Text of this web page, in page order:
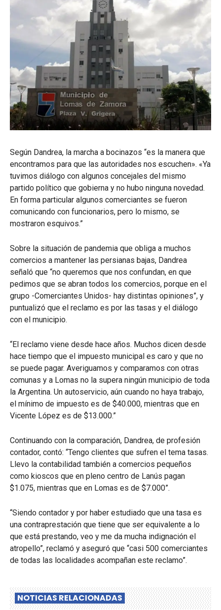
Según Dandrea, la marcha a bocinazos “es la manera que
encontramos para que las autoridades nos escuchen». «Ya
tuvimos diálogo con algunos concejales del mismo
partido político que gobierna y no hubo ninguna novedad.
En forma particular algunos comerciantes se fueron
comunicando con funcionarios, pero lo mismo, se
mostraron esquivos.”
Sobre la situación de pandemia que obliga a muchos
comercios a mantener las persianas bajas, Dandrea
señaló que “no queremos que nos confundan, en que
pedimos que se abran todos los comercios, porque en el
grupo -Comerciantes Unidos- hay distintas opiniones”, y
puntualizó que el reclamo es por las tasas y el diálogo
con el municipio.
“El reclamo viene desde hace años. Muchos dicen desde
hace tiempo que el impuesto municipal es caro y que no
se puede pagar. Averiguamos y comparamos con otras
comunas y a Lomas no la supera ningún municipio de toda
la Argentina. Un autoservicio, aún cuando no haya trabajo,
el mínimo de impuesto es de $40.000, mientras que en
Vicente López es de $13.000.”
Continuando con la comparación, Dandrea, de profesión
contador, contó: “Tengo clientes que sufren el tema tasas.
Llevo la contabilidad también a comercios pequeños
como kioscos que en pleno centro de Lanús pagan
$1.075, mientras que en Lomas es de $7.000”.
“Siendo contador y por haber estudiado que una tasa es
una contraprestación que tiene que ser equivalente a lo
que está prestando, veo y me da mucha indignación el
atropello”, reclamó y aseguró que “casi 500 comerciantes
de todas las localidades acompañan este reclamo”.
NOTICIAS RELACIONADAS